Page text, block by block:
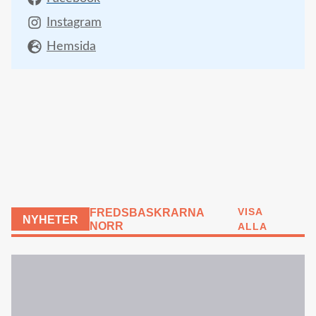
Instagram
Hemsida
NYHETER
FREDSBASKRARNA
NORR
VISA
ALLA